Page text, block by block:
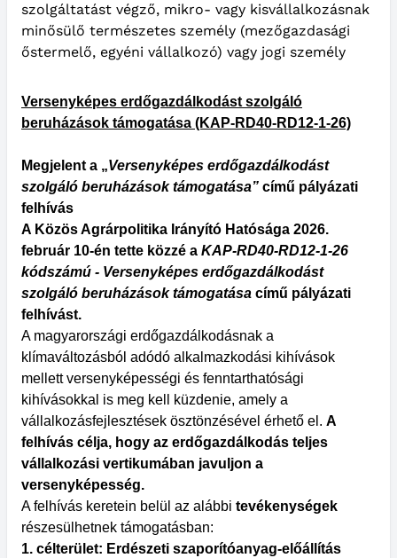
szolgáltatást végző, mikro- vagy kisvállalkozásnak
minősülő természetes személy (mezőgazdasági
őstermelő, egyéni vállalkozó) vagy jogi személy
Versenyképes erdőgazdálkodást szolgáló
beruházások támogatása (KAP-RD40-RD12-1-26)
Megjelent a „Versenyképes erdőgazdálkodást
szolgáló beruházások támogatása” című pályázati
felhívás
A Közös Agrárpolitika Irányító Hatósága 2026.
február 10-én tette közzé a KAP-RD40-RD12-1-26
kódszámú - Versenyképes erdőgazdálkodást
szolgáló beruházások támogatása című pályázati
felhívást.
A magyarországi erdőgazdálkodásnak a
klímaváltozásból adódó alkalmazkodási kihívások
mellett versenyképességi és fenntarthatósági
kihívásokkal is meg kell küzdenie, amely a
vállalkozásfejlesztések ösztönzésével érhető el. A
felhívás célja, hogy az erdőgazdálkodás teljes
vállalkozási vertikumában javuljon a
versenyképesség.
A felhívás keretein belül az alábbi tevékenységek
részesülhetnek támogatásban:
1. célterület: Erdészeti szaporítóanyag-előállítás